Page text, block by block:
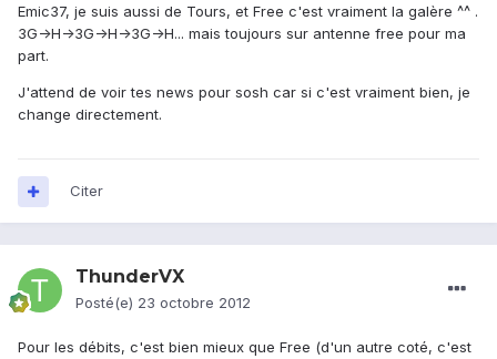
Emic37, je suis aussi de Tours, et Free c'est vraiment la galère ^^ .
3G->H->3G->H->3G->H... mais toujours sur antenne free pour ma
part.
J'attend de voir tes news pour sosh car si c'est vraiment bien, je
change directement.
Citer
ThunderVX
Posté(e) 23 octobre 2012
Pour les débits, c'est bien mieux que Free (d'un autre coté, c'est